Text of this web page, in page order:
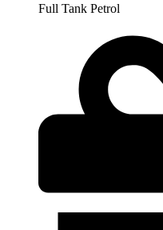
Full Tank Petrol